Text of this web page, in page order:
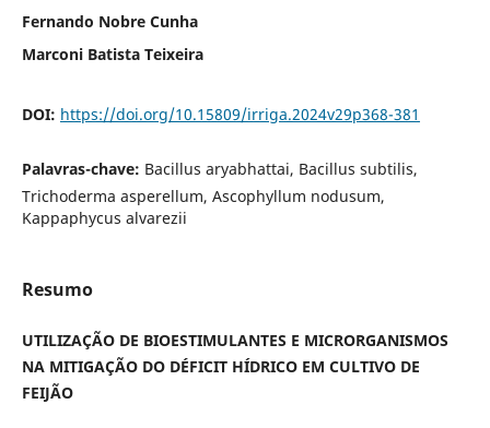
Fernando Nobre Cunha
Marconi Batista Teixeira
DOI: https://doi.org/10.15809/irriga.2024v29p368-381
Palavras-chave: Bacillus aryabhattai, Bacillus subtilis,
Trichoderma asperellum, Ascophyllum nodusum,
Kappaphycus alvarezii
Resumo
UTILIZAÇÃO DE BIOESTIMULANTES E MICRORGANISMOS
NA MITIGAÇÃO DO DÉFICIT HÍDRICO EM CULTIVO DE
FEIJÃO